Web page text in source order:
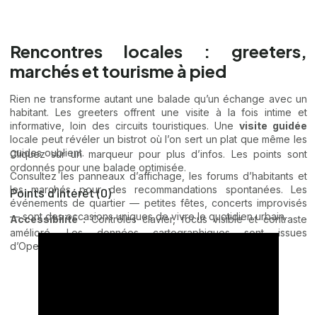
Cliquez sur un marqueur pour plus d’infos. Les points sont
ordonnés pour une balade optimisée.
Points d’intérêt (0)
Accessibilité :Contrôles clavier, focus visible et contraste
amélioré. Les données cartographiques sont issues
d’OpenStreetMap via des API publiques.
Rencontres locales : greeters,
marchés et tourisme à pied
Rien ne transforme autant une balade qu’un échange avec un
habitant. Les greeters offrent une visite à la fois intime et
informative, loin des circuits touristiques. Unevisite guidée
locale peut révéler un bistrot où l’on sert un plat que même les
guides oublient.
Consultez les panneaux d’affichage, les forums d’habitants et
les marchés pour des recommandations spontanées. Les
événements de quartier — petites fêtes, concerts improvisés
— sont des occasions uniques de vivre le quotidien urbain.